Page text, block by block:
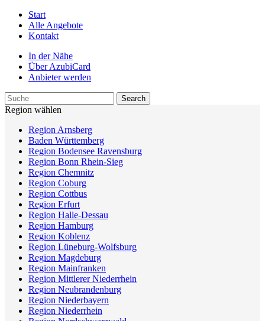
Start
Alle Angebote
Kontakt
In der Nähe
Über AzubiCard
Anbieter werden
Region wählen
Region Arnsberg
Baden Württemberg
Region Bodensee Ravensburg
Region Bonn Rhein-Sieg
Region Chemnitz
Region Coburg
Region Cottbus
Region Erfurt
Region Halle-Dessau
Region Hamburg
Region Koblenz
Region Lüneburg-Wolfsburg
Region Magdeburg
Region Mainfranken
Region Mittlerer Niederrhein
Region Neubrandenburg
Region Niederbayern
Region Niederrhein